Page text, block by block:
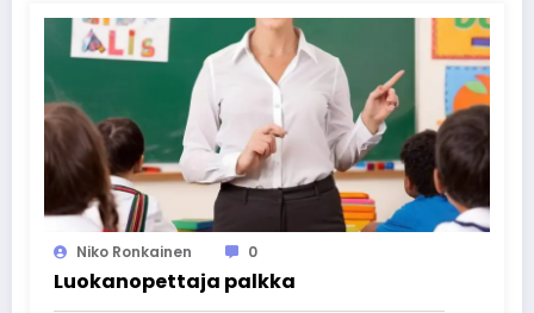
Niko Ronkainen 0
Luokanopettaja palkka